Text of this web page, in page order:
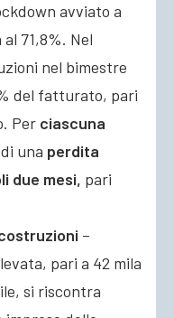
avviato a
71,8%. Nel
nel bimestre
del fatturato, pari
Per ciascuna
una perdita
due mesi, pari
–
pari a 42 mila
si riscontra